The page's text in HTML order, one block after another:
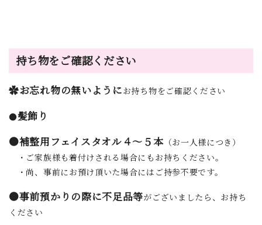
持ち物をご確認ください
✿お忘れ物の無いようにお持ち物をご確認ください
●髪飾り
●補整用フェイスタオル４～５本（お一人様につき）
・ご家族様も着付けされる場合にもお持ちください。
・尚、事前にお預け頂いた場合にはご持参不要です。
●事前預かりの際に不足品等がございましたら、お持ち
ください